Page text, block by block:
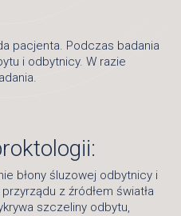
pacjenta. Podczas badania
i odbytnicy. W razie
błony śluzowej odbytnicy i
z źródłem światła
szczeliny odbytu,